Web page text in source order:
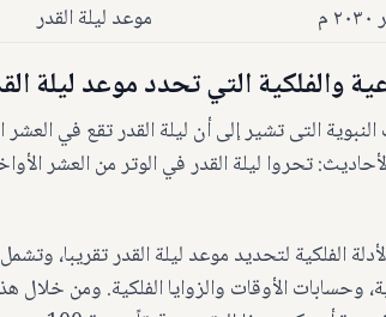
موعد ليلة القدر
والفلكية التي تحدد موعد ليلة
النبوية التى تشير إلى أن ليلة القدر تقع في
تحروا ليلة القدر في الوتر من العشر
الفلكية لتحديد موعد ليلة القدر تقريبا،
وحسابات الأوقات والزوايا الفلكية. ومن